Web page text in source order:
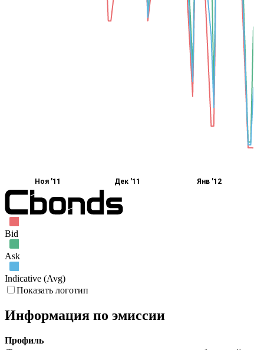
Ноя '11 Дек '11 Янв '12
Bid
Ask
Indicative (Avg)
Показать логотип
Информация по эмиссии
Профиль